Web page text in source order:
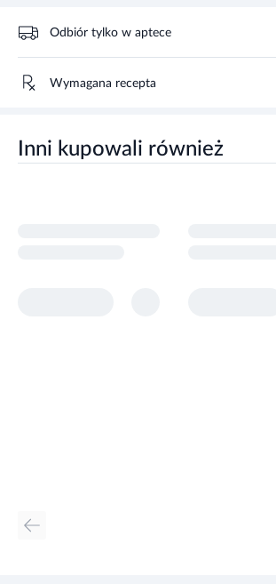
Odbiór tylko w aptece
Wymagana recepta
Inni kupowali również